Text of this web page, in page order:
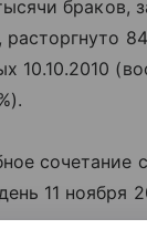
браков,
10.10.2010
сочетание
11 ноября
единиц»,